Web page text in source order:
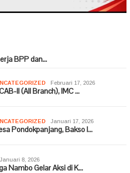
BPP dan…
Februari 17, 2026
II (All Branch), IMC …
Januari 17, 2026
Pondokpanjang, Bakso I…
Januari 8, 2026
Nambo Gelar Aksi di K…